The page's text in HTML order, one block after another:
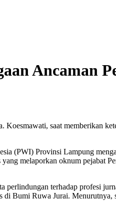
Ancaman
saat memberikan
(PWI) Provinsi Lampung
melaporkan oknum pejabat
terhadap profesi
Bumi Ruwa Jurai. Menurutnya,